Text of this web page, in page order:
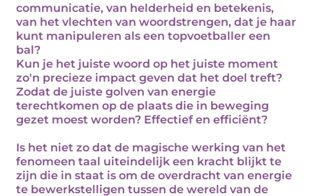
communicatie, van helderheid en betekenis,
van het vlechten van woordstrengen, dat je haar
kunt manipuleren als een topvoetballer een
bal?
Kun je het juiste woord op het juiste moment
zo'n precieze impact geven dat het doel treft?
Zodat de juiste golven van energie
terechtkomen op de plaats die in beweging
gezet moest worden? Effectief en efficiënt?
Is het niet zo dat de magische werking van het
fenomeen taal uiteindelijk een kracht blijkt te
zijn die in staat is om de overdracht van energie
te bewerkstelligen tussen de wereld van de